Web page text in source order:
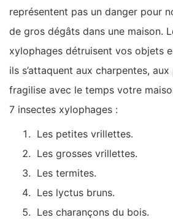
représentent pas un danger pour
de gros dégâts dans une maison.
xylophages détruisent vos objets
ils s’attaquent aux charpentes,
fragilise avec le temps votre
7 insectes xylophages :
Les petites vrillettes.
Les grosses vrillettes.
Les termites.
Les lyctus bruns.
Les charançons du bois.